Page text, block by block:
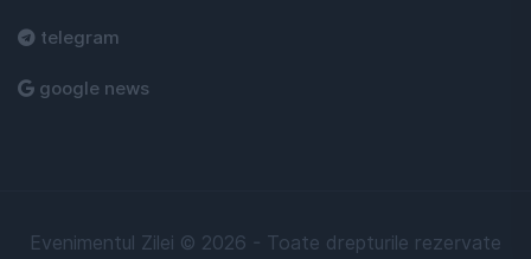
telegram
google news
Evenimentul Zilei © 2026 - Toate drepturile rezervate